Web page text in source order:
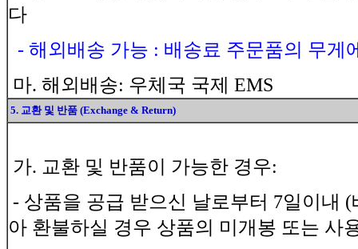
다
- 해외배송 가능 : 배송료 주문품의 무게
마. 해외배송: 우체국 국제 EMS
5. 교환 및 반품 (Exchange & Return)
가. 교환 및 반품이 가능한 경우:
- 상품을 공급 받으신 날로부터 7일이내
아 환불하실 경우 상품의 미개봉 또는 사